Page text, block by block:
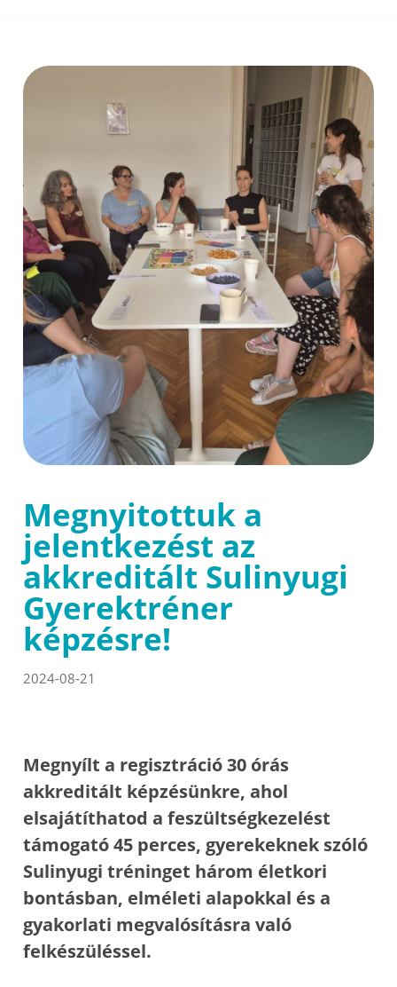
Megnyitottuk a
jelentkezést az
akkreditált Sulinyugi
Gyerektréner
képzésre!
2024-08-21
Megnyílt a regisztráció 30 órás
akkreditált képzésünkre, ahol
elsajátíthatod a feszültségkezelést
támogató 45 perces, gyerekeknek szóló
Sulinyugi tréninget három életkori
bontásban, elméleti alapokkal és a
gyakorlati megvalósításra való
felkészüléssel.